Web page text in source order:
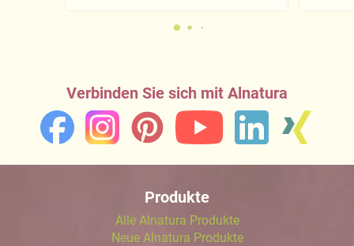
Verbinden Sie sich mit Alnatura
Produkte
Alle Alnatura Produkte
Neue Alnatura Produkte